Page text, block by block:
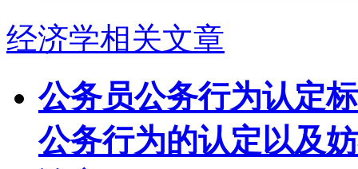
经济学相关文章
公务员公务行为认定
公务行为的认定以及